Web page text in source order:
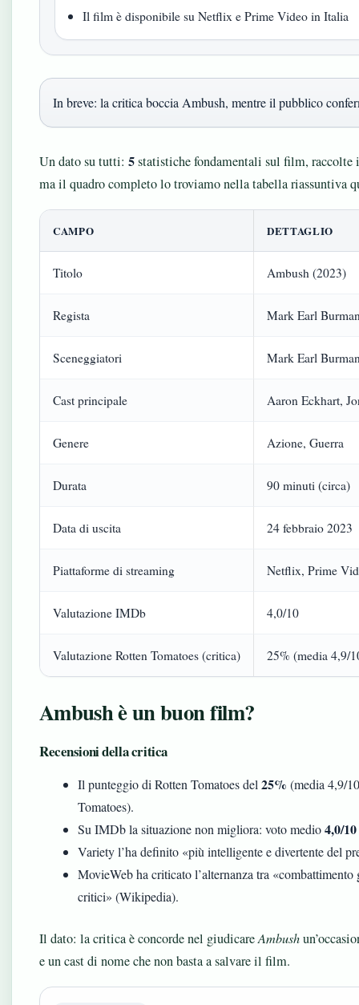
Il film è disponibile su Netflix e Prime Video in Italia
In breve: la critica boccia Ambush, mentre il pubblico
Un dato su tutti: 5statistiche fondamentali sul film, raccolte
ma il quadro completo lo troviamo nella tabella riassuntiva
CAMPO DETTAGLIO
Titolo Ambush (2023)
Regista Mark Earl
Sceneggiatori Mark Earl
Cast principale Aaron Eckhart,
Genere Azione, Guerra
Durata 90 minuti (circa)
Data di uscita 24 febbraio 2023
Piattaforme di streaming Netflix, Prime
Valutazione IMDb 4,0/10
Valutazione Rotten Tomatoes (critica) 25% (media 4,9/
Ambush è un buon film?
Recensioni della critica
Il punteggio di Rotten Tomatoes del 25% (media 4,9/
Tomatoes).
Su IMDb la situazione non migliora: voto medio4,0/10
Variety l’ha definito «più intelligente e divertente del
MovieWeb ha criticato l’alternanza tra
critici» (Wikipedia).
Il dato: la critica è concorde nel giudicareAmbush
e un cast di nome che non basta a salvare il film.